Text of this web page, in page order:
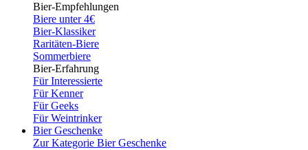
Bier-Empfehlungen
Biere unter 4€
Bier-Klassiker
Raritäten-Biere
Sommerbiere
Bier-Erfahrung
Für Interessierte
Für Kenner
Für Geeks
Für Weintrinker
Bier Geschenke
Zur Kategorie Bier Geschenke